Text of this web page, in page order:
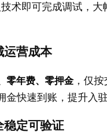
术即可完成调试，
运营成本
零年费、零押金 ，仅
快速到账，提升入
稳定可验证